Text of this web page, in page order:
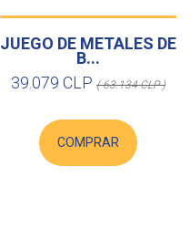
JUEGO DE METALES DE
B...
39.079 CLP ( 63.134 CLP )
COMPRAR